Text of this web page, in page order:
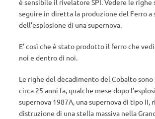
è sensibile il rivelatore SPI. Vedere le righe
seguire in diretta la produzione del Ferro a
dell’esplosione di una supernova.
E’ così che è stato prodotto il ferro che
noi e dentro di noi.
Le righe del decadimento del Cobalto
circa 25 anni fa, qualche mese dopo
supernova 1987A, una supernova di tipo II,
distruzione di una stella massiva nella